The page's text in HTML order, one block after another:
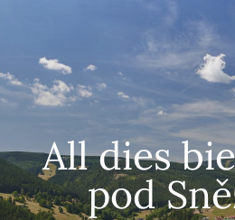
All dies
pod